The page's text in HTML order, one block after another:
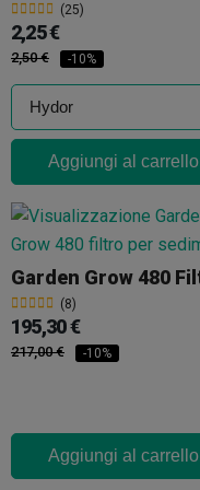
(25)
2,25 €
2,50 € -10%
Aggiungi al carrello
(8)
195,30 €
217,00 € -10%
Aggiungi al carrello